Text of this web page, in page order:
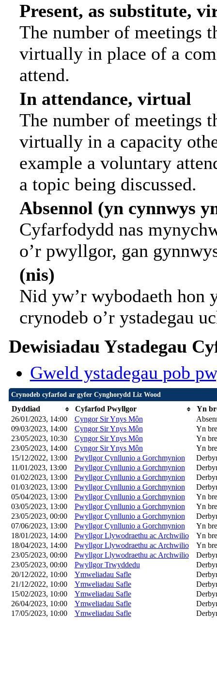
Present, as substitute,
The number of meetings
virtually in place of a
attend.
In attendance, virtual
The number of meetings
virtually in a capacity
example a voluntary
a topic being discussed.
Absennol (yn cynnwys
Cyfarfodydd nas
o’r pwyllgor, gan
(nis)
Nid yw’r wybodaeth hon
crynodeb o’r ystadegau
Dewisiadau Ystadegau
Gweld ystadegau pob
Crynodeb cyfarfod ar gyfer Cynghorydd Liz Wood
Dyddiad Cyfarfod Pwyllgor
Yn
26/01/2023, 14:00
Cyngor Sir Ynys Môn
09/03/2023, 14:00
Cyngor Sir Ynys Môn
Yn
23/05/2023, 10:30
Cyngor Sir Ynys Môn
Yn
23/05/2023, 14:00
Cyngor Sir Ynys Môn
Yn
15/12/2022, 13:00
Pwyllgor Cynllunio a Gorchmynion
11/01/2023, 13:00
Pwyllgor Cynllunio a Gorchmynion
01/02/2023, 13:00
Pwyllgor Cynllunio a Gorchmynion
01/03/2023, 13:00
Pwyllgor Cynllunio a Gorchmynion
05/04/2023, 13:00
Pwyllgor Cynllunio a Gorchmynion
Yn
03/05/2023, 13:00
Pwyllgor Cynllunio a Gorchmynion
Yn
23/05/2023, 00:00
Pwyllgor Cynllunio a Gorchmynion
07/06/2023, 13:00
Pwyllgor Cynllunio a Gorchmynion
Yn
18/01/2023, 14:00
Pwyllgor Llywodraethu ac Archwilio
Yn
18/04/2023, 14:00
Pwyllgor Llywodraethu ac Archwilio
Yn
23/05/2023, 00:00
Pwyllgor Llywodraethu ac Archwilio
23/05/2023, 00:00
Pwyllgor Trwyddedu
20/12/2022, 10:00
Ymweliadau Safle
21/12/2022, 10:00
Ymweliadau Safle
15/02/2023, 10:00
Ymweliadau Safle
26/04/2023, 10:00
Ymweliadau Safle
17/05/2023, 10:00
Ymweliadau Safle